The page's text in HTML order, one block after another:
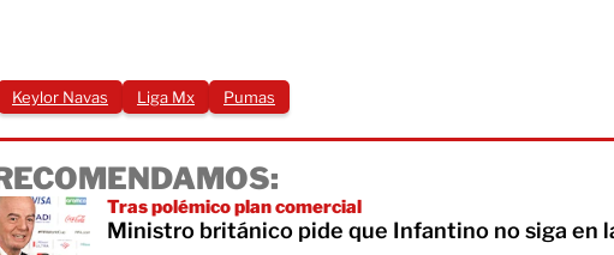
Keylor Navas Liga Mx Pumas
Tras polémico plan comercial
Ministro británico pide que Infantino no siga en